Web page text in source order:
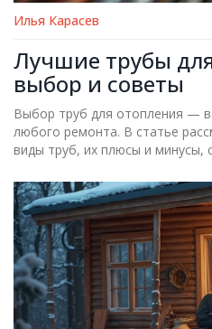
Илья Карасев
Лучшие трубы
выбор и советы
Выбор труб для отопления —
любого ремонта. В статье
виды труб, их плюсы и минусы,
решения. Узнайте, какие
чтобы обеспечить